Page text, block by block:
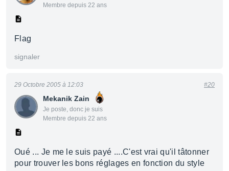
Membre depuis 22 ans
Flag
signaler
Mekanik Zain
Je poste, donc je suis
Membre depuis 22 ans
29 Octobre 2005 à 12:03 #20
Oué ... Je me le suis payé ....C'est vrai qu'il tâtonner
pour trouver les bons réglages en fonction du style